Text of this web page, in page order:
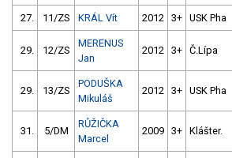
27. 11/ZS KRÁL Vít 2012 3+ USK Pha
29. 12/ZS
MERENUS
Jan
2012 3+ Č.Lípa
29. 13/ZS
PODUŠKA
Mikuláš
2012 3+ USK Pha
31. 5/DM
RŮŽIČKA
Marcel
2009 3+ Klášter.